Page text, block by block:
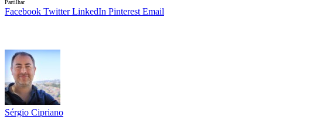
Partilhar
Facebook Twitter LinkedIn Pinterest Email
Sérgio Cipriano